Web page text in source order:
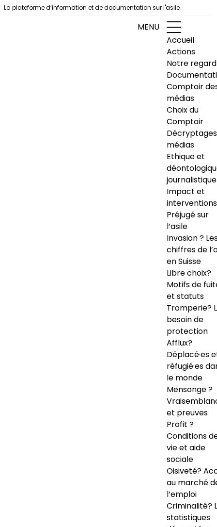
Aller au contenu
La plateforme d’information et de documentation sur l'asile
MENU
Accueil
Actions
Notre regard
Comptoir
médias
Choix du
Comptoir
Décryptages
médias
Ethique et
journalistique
Impact et
interventions
Préjugé sur
l’asile
Invasion ?
chiffres de
en Suisse
Libre choix?
Motifs de
et statuts
Tromperie?
besoin de
protection
Afflux?
Déplacé·es
réfugié·es
le monde
Mensonge ?
et preuves
Profit ?
Conditions
vie et aide
sociale
Oisiveté?
au marché
l’emploi
Criminalité?
statistiques